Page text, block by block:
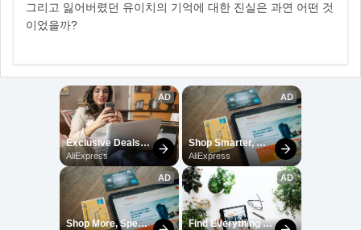
그리고 잃어버렸던 유이치의 기억에 대한 진실은 과연 어떤 것
이었을까?